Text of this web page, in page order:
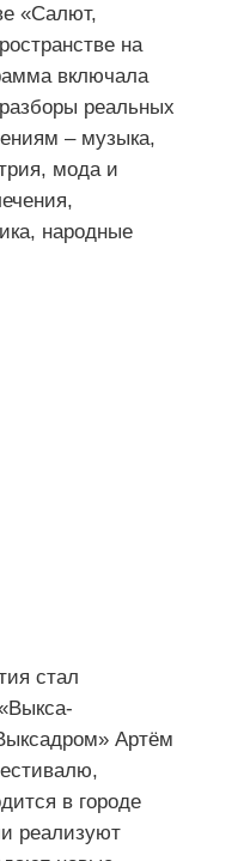
«Салют,
на
включала
реальных
– музыка,
мода и
народные
стал
Артём
в городе
реализуют